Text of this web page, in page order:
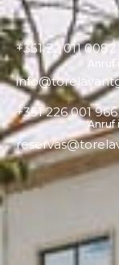
+351 22 011 0082
+351 226 001 966
Anruf